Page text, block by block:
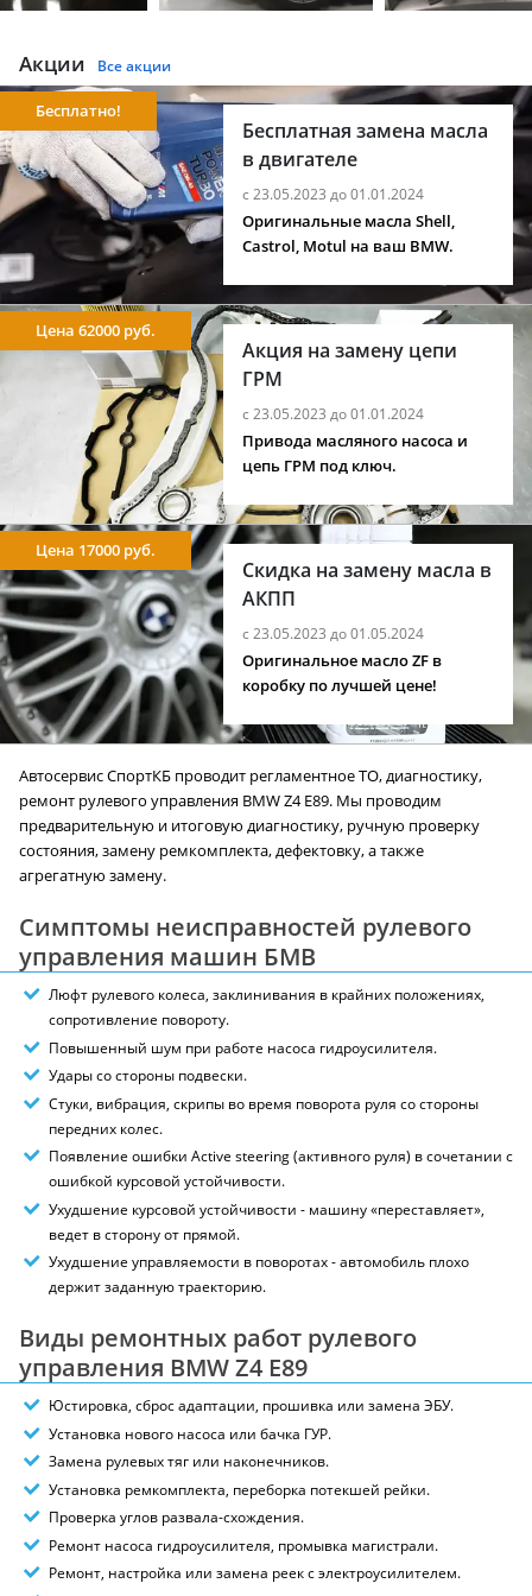
Акции Все акции
Бесплатная замена масла
в двигателе
с 23.05.2023 до 01.01.2024
Бесплатно!
Оригинальные масла Shell,
Castrol, Motul на ваш BMW.
Акция на замену цепи
ГРМ
с 23.05.2023 до 01.01.2024
Цена 62000 руб.
Привода масляного насоса и
цепь ГРМ под ключ.
Скидка на замену масла в
АКПП
с 23.05.2023 до 01.05.2024
Цена 17000 руб.
Оригинальное масло ZF в
коробку по лучшей цене!
Автосервис СпортКБ проводит регламентное ТО, диагностику,
ремонт рулевого управления BMW Z4 E89. Мы проводим
предварительную и итоговую диагностику, ручную проверку
состояния, замену ремкомплекта, дефектовку, а также
агрегатную замену.
Симптомы неисправностей рулевого
управления машин БМВ
Люфт рулевого колеса, заклинивания в крайних положениях,
сопротивление повороту.
Повышенный шум при работе насоса гидроусилителя.
Удары со стороны подвески.
Стуки, вибрация, скрипы во время поворота руля со стороны
передних колес.
Появление ошибки Active steering (активного руля) в сочетании с
ошибкой курсовой устойчивости.
Ухудшение курсовой устойчивости - машину «переставляет»,
ведет в сторону от прямой.
Ухудшение управляемости в поворотах - автомобиль плохо
держит заданную траекторию.
Виды ремонтных работ рулевого
управления BMW Z4 E89
Юстировка, сброс адаптации, прошивка или замена ЭБУ.
Установка нового насоса или бачка ГУР.
Замена рулевых тяг или наконечников.
Установка ремкомплекта, переборка потекшей рейки.
Проверка углов развала-схождения.
Ремонт насоса гидроусилителя, промывка магистрали.
Ремонт, настройка или замена реек с электроусилителем.